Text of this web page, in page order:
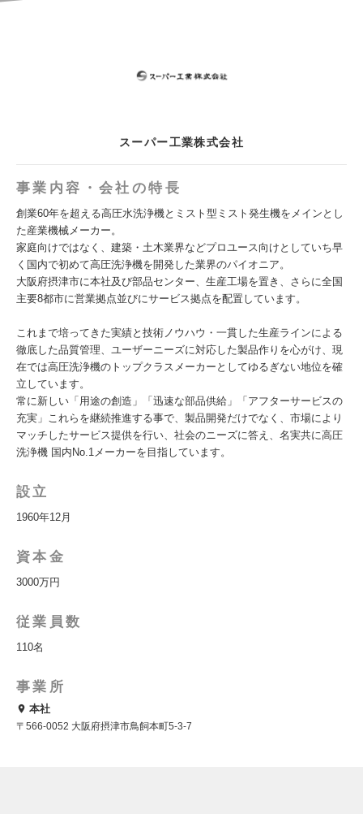
スーパー工業株式会社
事業内容・会社の特長
創業60年を超える高圧水洗浄機とミスト型ミスト発生機をメインとし
た産業機械メーカー。
家庭向けではなく、建築・土木業界などプロユース向けとしていち早
く国内で初めて高圧洗浄機を開発した業界のパイオニア。
大阪府摂津市に本社及び部品センター、生産工場を置き、さらに全国
主要8都市に営業拠点並びにサービス拠点を配置しています。
これまで培ってきた実績と技術ノウハウ・一貫した生産ラインによる
徹底した品質管理、ユーザーニーズに対応した製品作りを心がけ、現
在では高圧洗浄機のトップクラスメーカーとしてゆるぎない地位を確
立しています。
常に新しい「用途の創造」「迅速な部品供給」「アフターサービスの
充実」これらを継続推進する事で、製品開発だけでなく、市場により
マッチしたサービス提供を行い、社会のニーズに答え、名実共に高圧
洗浄機 国内No.1メーカーを目指しています。
設立
1960年12月
資本金
3000万円
従業員数
110名
事業所
本社
〒566-0052 大阪府摂津市鳥飼本町5-3-7